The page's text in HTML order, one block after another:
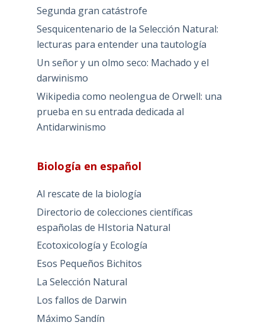
Segunda gran catástrofe
Sesquicentenario de la Selección Natural:
lecturas para entender una tautología
Un señor y un olmo seco: Machado y el
darwinismo
Wikipedia como neolengua de Orwell: una
prueba en su entrada dedicada al
Antidarwinismo
Biología en español
Al rescate de la biología
Directorio de colecciones científicas
españolas de HIstoria Natural
Ecotoxicología y Ecología
Esos Pequeños Bichitos
La Selección Natural
Los fallos de Darwin
Máximo Sandín